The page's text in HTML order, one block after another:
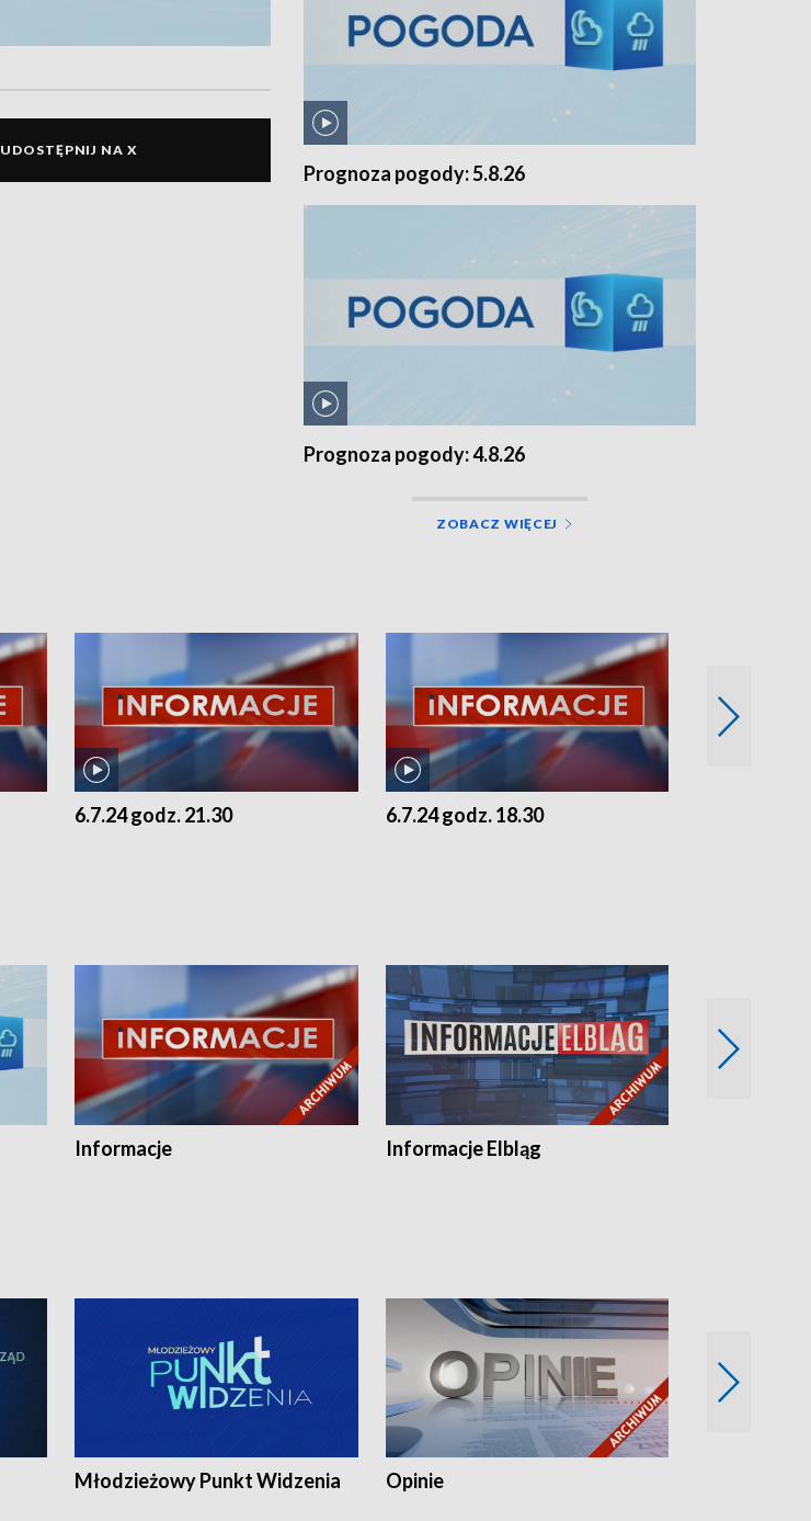
UDOSTĘPNIJ NA X
Prognoza pogody: 5.8.26
Prognoza pogody: 4.8.26
ZOBACZ WIĘCEJ
6.7.24 godz. 21.30 6.7.24 godz. 18.30
Informacje Informacje Elbląg
Młodzieżowy Punkt Widzenia Opinie